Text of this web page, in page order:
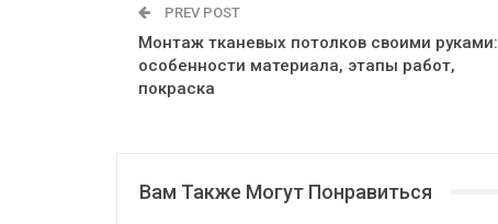
PREV POST
Монтаж тканевых потолков своими руками:
особенности материала, этапы работ,
покраска
Вам Также Могут Понравиться